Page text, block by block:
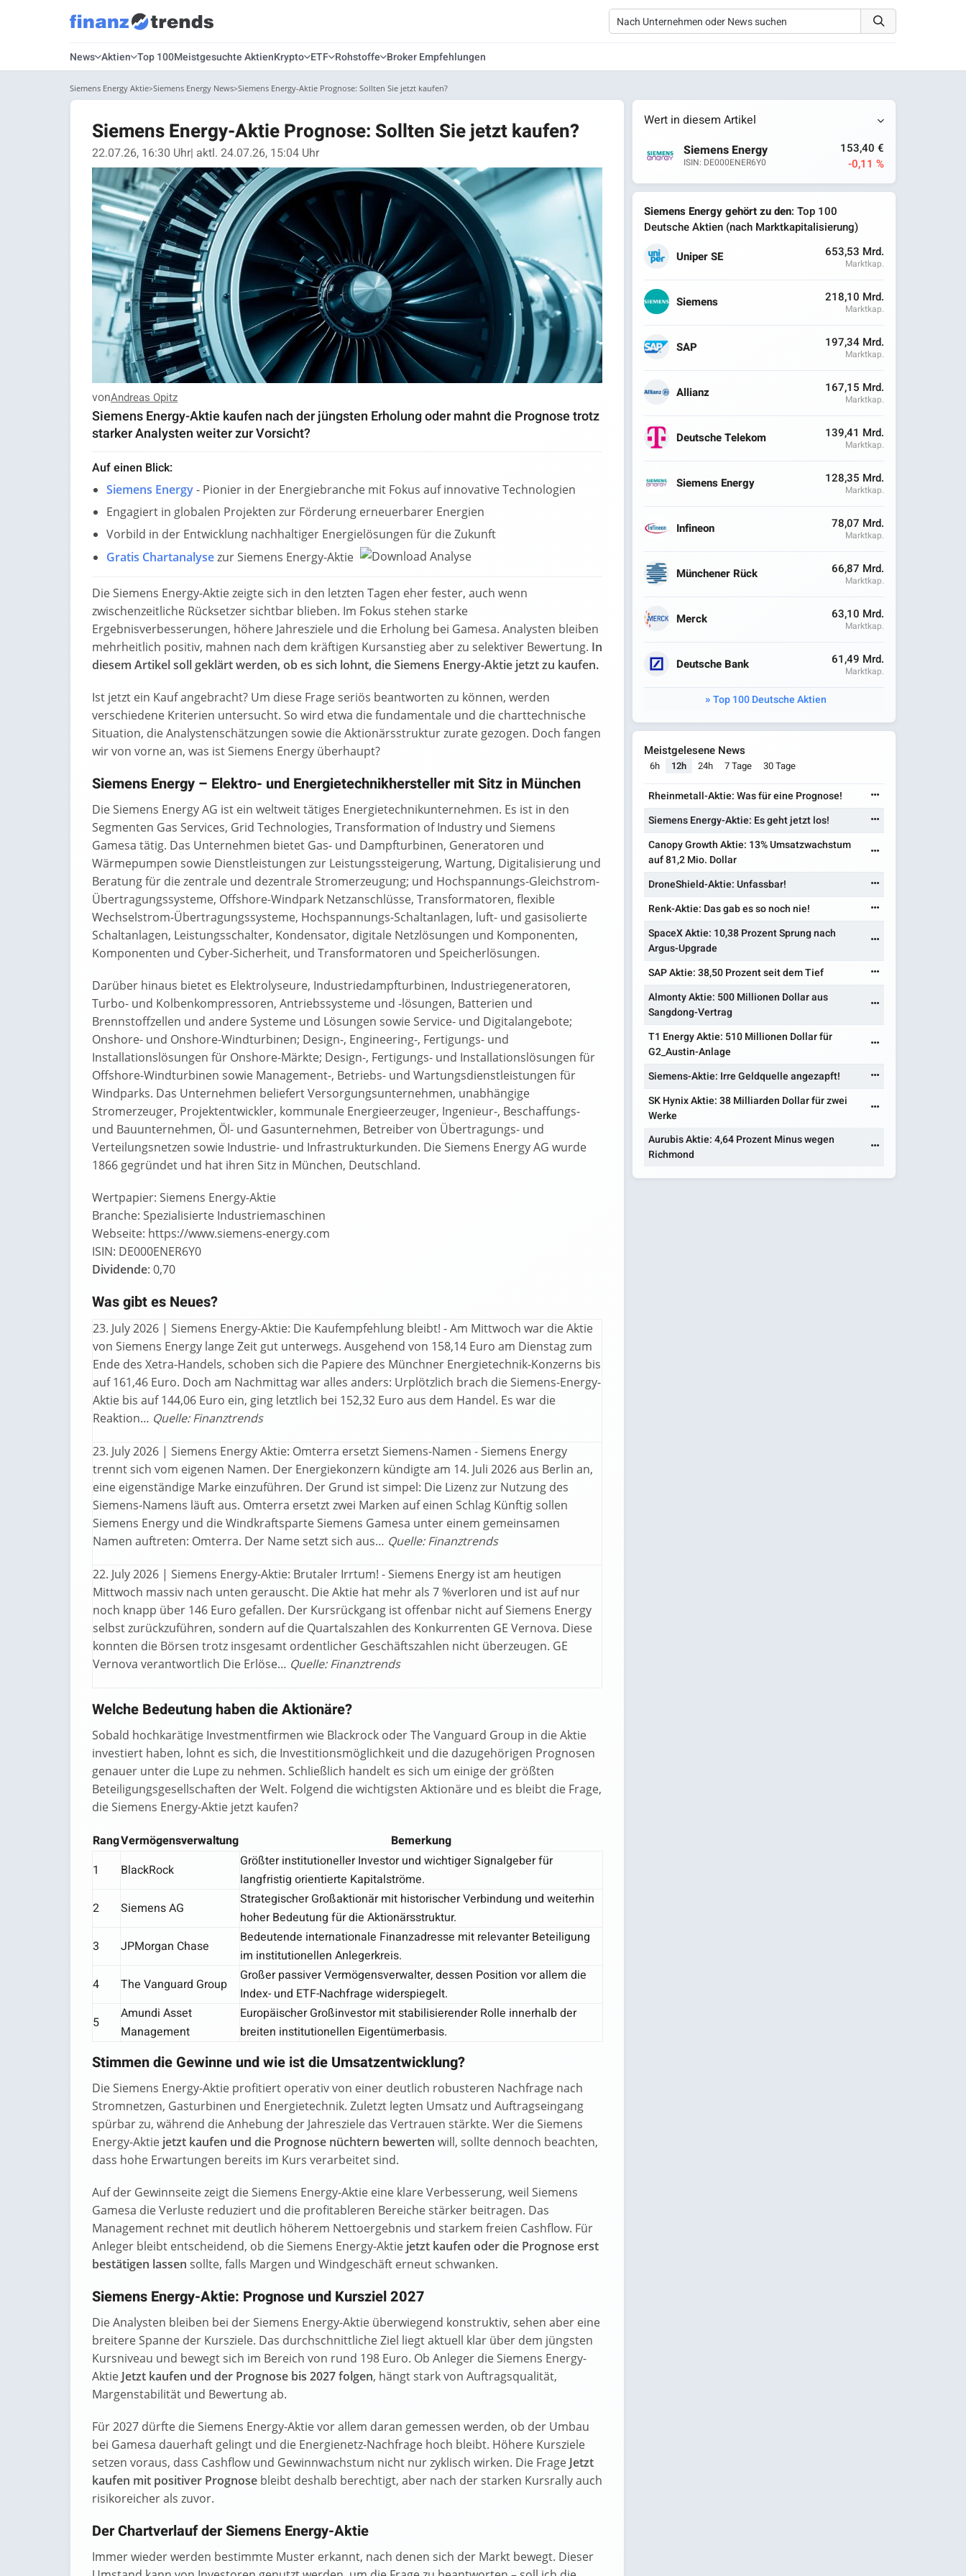
News Aktien Top 100Meistgesuchte AktienKrypto ETF Rohstoffe Broker Empfehlungen
Siemens Energy Aktie Siemens Energy News Siemens Energy-Aktie Prognose: Sollten Sie jetzt kaufen?
Siemens Energy-Aktie Prognose: Sollten Sie jetzt kaufen?
22.07.26, 16:30 Uhr| aktl. 24.07.26, 15:04 Uhr
vonAndreas Opitz
Siemens Energy-Aktie kaufen nach der jüngsten Erholung oder mahnt die Prognose trotz
starker Analysten weiter zur Vorsicht?
Auf einen Blick:
Siemens Energy- Pionier in der Energiebranche mit Fokus auf innovative Technologien
Engagiert in globalen Projekten zur Förderung erneuerbarer Energien
Vorbild in der Entwicklung nachhaltiger Energielösungen für die Zukunft
Gratis Chartanalysezur Siemens Energy-Aktie
Die Siemens Energy-Aktie zeigte sich in den letzten Tagen eher fester, auch wenn
zwischenzeitliche Rücksetzer sichtbar blieben. Im Fokus stehen starke
Ergebnisverbesserungen, höhere Jahresziele und die Erholung bei Gamesa. Analysten bleiben
mehrheitlich positiv, mahnen nach dem kräftigen Kursanstieg aber zu selektiver Bewertung. In
diesem Artikel soll geklärt werden, ob es sich lohnt, die Siemens Energy-Aktie jetzt zu kaufen.
Ist jetzt ein Kauf angebracht? Um diese Frage seriös beantworten zu können, werden
verschiedene Kriterien untersucht. So wird etwa die fundamentale und die charttechnische
Situation, die Analystenschätzungen sowie die Aktionärsstruktur zurate gezogen. Doch fangen
wir von vorne an, was istSiemens Energy überhaupt?
Siemens Energy – Elektro- und Energietechnikhersteller mit Sitz in München
Die Siemens Energy AG ist ein weltweit tätiges Energietechnikunternehmen. Es ist in den
Segmenten Gas Services, Grid Technologies, Transformation of Industry und Siemens
Gamesa tätig. Das Unternehmen bietet Gas- und Dampfturbinen, Generatoren und
Wärmepumpen sowie Dienstleistungen zur Leistungssteigerung, Wartung, Digitalisierung und
Beratung für die zentrale und dezentrale Stromerzeugung; und Hochspannungs-Gleichstrom-
Übertragungssysteme, Offshore-Windpark Netzanschlüsse, Transformatoren, flexible
Wechselstrom-Übertragungssysteme, Hochspannungs-Schaltanlagen, luft- und gasisolierte
Schaltanlagen, Leistungsschalter, Kondensator, digitale Netzlösungen und Komponenten,
Komponenten und Cyber-Sicherheit, und Transformatoren und Speicherlösungen.
Darüber hinaus bietet es Elektrolyseure, Industriedampfturbinen, Industriegeneratoren,
Turbo- und Kolbenkompressoren, Antriebssysteme und -lösungen, Batterien und
Brennstoffzellen und andere Systeme und Lösungen sowie Service- und Digitalangebote;
Onshore- und Onshore-Windturbinen; Design-, Engineering-, Fertigungs- und
Installationslösungen für Onshore-Märkte; Design-, Fertigungs- und Installationslösungen für
Offshore-Windturbinen sowie Management-, Betriebs- und Wartungsdienstleistungen für
Windparks. Das Unternehmen beliefert Versorgungsunternehmen, unabhängige
Stromerzeuger, Projektentwickler, kommunale Energieerzeuger, Ingenieur-, Beschaffungs-
und Bauunternehmen, Öl- und Gasunternehmen, Betreiber von Übertragungs- und
Verteilungsnetzen sowie Industrie- und Infrastrukturkunden. Die Siemens Energy AG wurde
1866 gegründet und hat ihren Sitz in München, Deutschland.
Wertpapier: Siemens Energy-Aktie
Branche: Spezialisierte Industriemaschinen
Webseite: https://www.siemens-energy.com
ISIN: DE000ENER6Y0
Dividende: 0,70
Was gibt es Neues?
23. July 2026 | Siemens Energy-Aktie: Die Kaufempfehlung bleibt! - Am Mittwoch war die Aktie
von Siemens Energy lange Zeit gut unterwegs. Ausgehend von 158,14 Euro am Dienstag zum
Ende des Xetra-Handels, schoben sich die Papiere des Münchner Energietechnik-Konzerns bis
auf 161,46 Euro. Doch am Nachmittag war alles anders: Urplötzlich brach die Siemens-Energy-
Aktie bis auf 144,06 Euro ein, ging letztlich bei 152,32 Euro aus dem Handel. Es war die
Reaktion… Quelle: Finanztrends
23. July 2026 | Siemens Energy Aktie: Omterra ersetzt Siemens-Namen - Siemens Energy
trennt sich vom eigenen Namen. Der Energiekonzern kündigte am 14. Juli 2026 aus Berlin an,
eine eigenständige Marke einzuführen. Der Grund ist simpel: Die Lizenz zur Nutzung des
Siemens-Namens läuft aus. Omterra ersetzt zwei Marken auf einen Schlag Künftig sollen
Siemens Energy und die Windkraftsparte Siemens Gamesa unter einem gemeinsamen
Namen auftreten: Omterra. Der Name setzt sich aus… Quelle: Finanztrends
22. July 2026 | Siemens Energy-Aktie: Brutaler Irrtum! - Siemens Energy ist am heutigen
Mittwoch massiv nach unten gerauscht. Die Aktie hat mehr als 7 %verloren und ist auf nur
noch knapp über 146 Euro gefallen. Der Kursrückgang ist offenbar nicht auf Siemens Energy
selbst zurückzuführen, sondern auf die Quartalszahlen des Konkurrenten GE Vernova. Diese
konnten die Börsen trotz insgesamt ordentlicher Geschäftszahlen nicht überzeugen. GE
Vernova verantwortlich Die Erlöse… Quelle: Finanztrends
Welche Bedeutung haben die Aktionäre?
Sobald hochkarätige Investmentfirmen wie Blackrock oder The Vanguard Group in die Aktie
investiert haben, lohnt es sich, die Investitionsmöglichkeit und die dazugehörigen Prognosen
genauer unter die Lupe zu nehmen. Schließlich handelt es sich um einige der größten
Beteiligungsgesellschaften der Welt. Folgend die wichtigsten Aktionäre und es bleibt die Frage,
die Siemens Energy-Aktie jetzt kaufen?
RangVermögensverwaltung
Bemerkung
1
BlackRock
Größter institutioneller Investor und wichtiger Signalgeber für
langfristig orientierte Kapitalströme.
2
Siemens AG
Strategischer Großaktionär mit historischer Verbindung und weiterhin
hoher Bedeutung für die Aktionärsstruktur.
3
JPMorgan Chase
Bedeutende internationale Finanzadresse mit relevanter Beteiligung
im institutionellen Anlegerkreis.
4
The Vanguard Group
Großer passiver Vermögensverwalter, dessen Position vor allem die
Index- und ETF-Nachfrage widerspiegelt.
5
Amundi Asset
Management
Europäischer Großinvestor mit stabilisierender Rolle innerhalb der
breiten institutionellen Eigentümerbasis.
Stimmen die Gewinne und wie ist die Umsatzentwicklung?
Die Siemens Energy-Aktie profitiert operativ von einer deutlich robusteren Nachfrage nach
Stromnetzen, Gasturbinen und Energietechnik. Zuletzt legten Umsatz und Auftragseingang
spürbar zu, während die Anhebung der Jahresziele das Vertrauen stärkte. Wer die Siemens
Energy-Aktie jetzt kaufen und die Prognose nüchtern bewerten will, sollte dennoch beachten,
dass hohe Erwartungen bereits im Kurs verarbeitet sind.
Auf der Gewinnseite zeigt die Siemens Energy-Aktie eine klare Verbesserung, weil Siemens
Gamesa die Verluste reduziert und die profitableren Bereiche stärker beitragen. Das
Management rechnet mit deutlich höherem Nettoergebnis und starkem freien Cashflow. Für
Anleger bleibt entscheidend, ob die Siemens Energy-Aktie jetzt kaufen oder die Prognose erst
bestätigen lassen sollte, falls Margen und Windgeschäft erneut schwanken.
Siemens Energy-Aktie: Prognose und Kursziel 2027
Die Analysten bleiben bei der Siemens Energy-Aktie überwiegend konstruktiv, sehen aber eine
breitere Spanne der Kursziele. Das durchschnittliche Ziel liegt aktuell klar über dem jüngsten
Kursniveau und bewegt sich im Bereich von rund 198 Euro. Ob Anleger die Siemens Energy-
Aktie Jetzt kaufen und der Prognose bis 2027 folgen, hängt stark von Auftragsqualität,
Margenstabilität und Bewertung ab.
Für 2027 dürfte die Siemens Energy-Aktie vor allem daran gemessen werden, ob der Umbau
bei Gamesa dauerhaft gelingt und die Energienetz-Nachfrage hoch bleibt. Höhere Kursziele
setzen voraus, dass Cashflow und Gewinnwachstum nicht nur zyklisch wirken. Die Frage Jetzt
kaufen mit positiver Prognose bleibt deshalb berechtigt, aber nach der starken Kursrally auch
risikoreicher als zuvor.
Der Chartverlauf der Siemens Energy-Aktie
Immer wieder werden bestimmte Muster erkannt, nach denen sich der Markt bewegt. Dieser
Wert in diesem Artikel
Siemens Energy
ISIN: DE000ENER6Y0
153,40 €
-0,11 %
Siemens Energy gehört zu den: Top 100
Deutsche Aktien (nach Marktkapitalisierung)
Uniper SE
653,53 Mrd.
Marktkap.
Siemens 218,10 Mrd.
Marktkap.
SAP 197,34 Mrd.
Marktkap.
Allianz 167,15 Mrd.
Marktkap.
Deutsche Telekom 139,41 Mrd.
Marktkap.
Siemens Energy 128,35 Mrd.
Marktkap.
Infineon 78,07 Mrd.
Marktkap.
Münchener Rück 66,87 Mrd.
Marktkap.
Merck 63,10 Mrd.
Marktkap.
Deutsche Bank 61,49 Mrd.
Marktkap.
Top 100 Deutsche Aktien
Meistgelesene News
6h 12h 24h 7 Tage 30 Tage
Rheinmetall-Aktie: Was für eine Prognose!
Siemens Energy-Aktie: Es geht jetzt los!
Canopy Growth Aktie: 13% Umsatzwachstum
auf 81,2 Mio. Dollar
DroneShield-Aktie: Unfassbar!
Renk-Aktie: Das gab es so noch nie!
SpaceX Aktie: 10,38 Prozent Sprung nach
Argus-Upgrade
SAP Aktie: 38,50 Prozent seit dem Tief
Almonty Aktie: 500 Millionen Dollar aus
Sangdong-Vertrag
T1 Energy Aktie: 510 Millionen Dollar für
G2_Austin-Anlage
Siemens-Aktie: Irre Geldquelle angezapft!
SK Hynix Aktie: 38 Milliarden Dollar für zwei
Werke
Aurubis Aktie: 4,64 Prozent Minus wegen
Richmond